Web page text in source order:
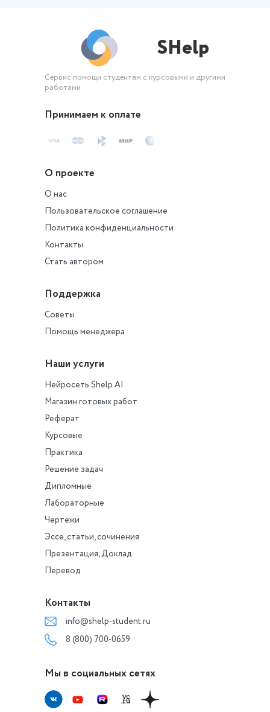
SHelp
Сервис помощи студентам с курсовыми и другими
работами
Принимаем к оплате
О проекте
О нас
Пользовательское соглашение
Политика конфиденциальности
Контакты
Стать автором
Поддержка
Советы
Помощь менеджера
Наши услуги
Нейросеть Shelp AI
Магазин готовых работ
Реферат
Курсовые
Практика
Решение задач
Дипломные
Лабораторные
Чертежи
Эссе, статьи, сочинения
Презентация, Доклад
Перевод
Контакты
info@shelp-student.ru
8 (800) 700-0659
Мы в социальных сетях